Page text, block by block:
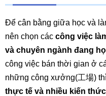
Để cân bằng giữa học và
nên chọn các công việc
và chuyên ngành đang
công việc bán thời gian ở
những công xưởng(工場)
thực tế và nhiều kiến